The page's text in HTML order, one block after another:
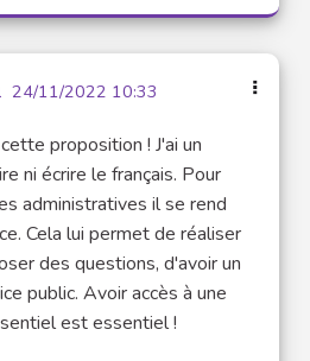
24/11/2022 10:33
proposition ! J'ai un
ni écrire le français. Pour
administratives il se rend
Cela lui permet de réaliser
des questions, d'avoir un
public. Avoir accès à une
est essentiel !